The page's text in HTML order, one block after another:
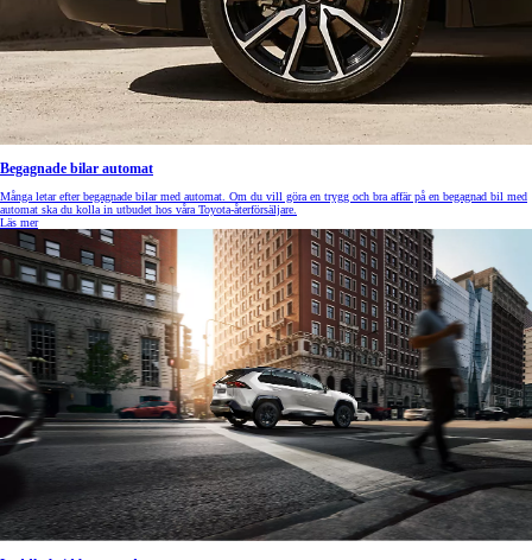
Begagnade bilar automat
Många letar efter begagnade bilar med automat. Om du vill göra en trygg och bra affär på en begagnad bil med
automat ska du kolla in utbudet hos våra Toyota-återförsäljare.
Läs mer